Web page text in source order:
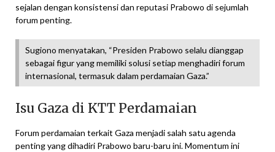
sejalan dengan konsistensi dan reputasi Prabowo di sejumlah
forum penting.
Sugiono menyatakan, “Presiden Prabowo selalu dianggap
sebagai figur yang memiliki solusi setiap menghadiri forum
internasional, termasuk dalam perdamaian Gaza.”
Isu Gaza di KTT Perdamaian
Forum perdamaian terkait Gaza menjadi salah satu agenda
penting yang dihadiri Prabowo baru-baru ini. Momentum ini